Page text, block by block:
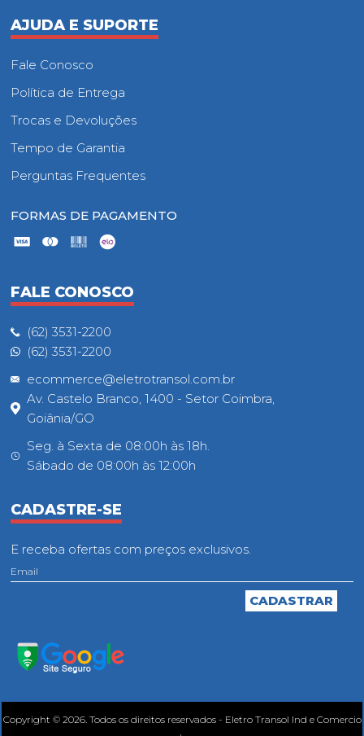
AJUDA E SUPORTE
Fale Conosco
Política de Entrega
Trocas e Devoluções
Tempo de Garantia
Perguntas Frequentes
FORMAS DE PAGAMENTO
FALE CONOSCO
(62) 3531-2200
(62) 3531-2200
ecommerce@eletrotransol.com.br
Av. Castelo Branco, 1400 - Setor Coimbra,
Goiânia/GO
Seg. à Sexta de 08:00h às 18h.
Sábado de 08:00h às 12:00h
CADASTRE-SE
E receba ofertas com preços exclusivos.
Copyright © 2026. Todos os direitos reservados - Eletro Transol Ind e Comercio